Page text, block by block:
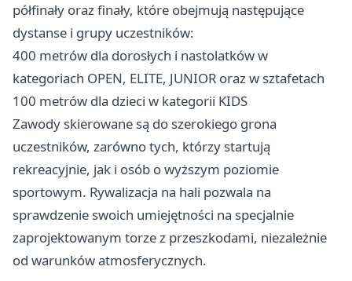
półfinały oraz finały, które obejmują następujące
dystanse i grupy uczestników:
400 metrów dla dorosłych i nastolatków w
kategoriach OPEN, ELITE, JUNIOR oraz w sztafetach
100 metrów dla dzieci w kategorii KIDS
Zawody skierowane są do szerokiego grona
uczestników, zarówno tych, którzy startują
rekreacyjnie, jak i osób o wyższym poziomie
sportowym. Rywalizacja na hali pozwala na
sprawdzenie swoich umiejętności na specjalnie
zaprojektowanym torze z przeszkodami, niezależnie
od warunków atmosferycznych.